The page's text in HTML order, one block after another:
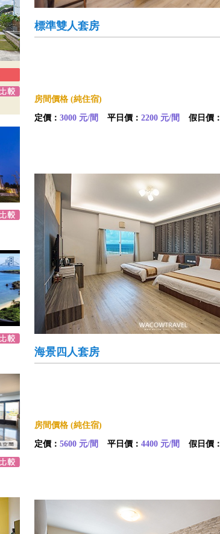
標準雙人套房
房間價格 (純住宿)
定價： 3000 元/間 平日價： 2200 元/間 假日價：
海景四人套房
房間價格 (純住宿)
定價： 5600 元/間 平日價： 4400 元/間 假日價：